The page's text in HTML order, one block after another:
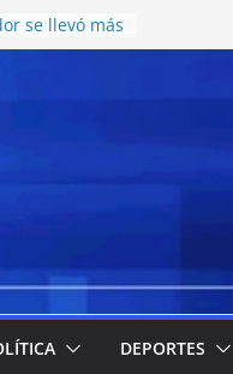
se llevó más
en el
y
en el CCISC
la llegada
cuáles
emergencia
meriendas y
DEPORTES